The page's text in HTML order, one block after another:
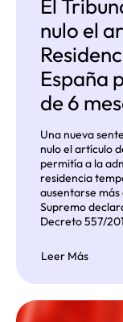
El
nulo el
España
de 6
Una nueva
nulo el artículo
permitía a la
residencia
ausentarse más
Supremo
Decreto 557/
Leer Más